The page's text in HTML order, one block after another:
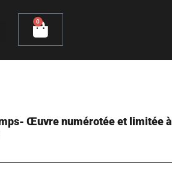
0
Cart
Œuvre numérotée et limitée à